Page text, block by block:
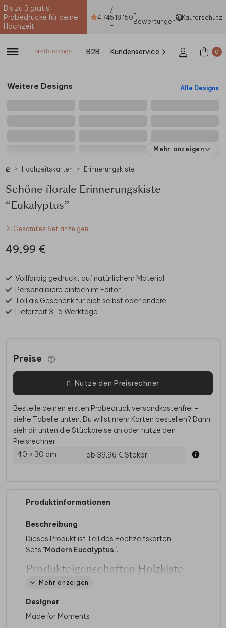
Bis zu 3 gratis
Probedrucke für deine
Hochzeit
4.74
/
5
-
18.150+
Bewertungen
Käuferschutz
B2B Kundenservice 0
Weitere Designs Alle Designs
Mehr anzeigen
Hochzeitskarten Erinnerungskiste
Schöne florale Erinnerungskiste
“Eukalyptus”
Gesamtes Set anzeigen
49,99 €
Vollfarbig gedruckt auf natürlichem Material
Personalisiere einfach im Editor
Toll als Geschenk für dich selbst oder andere
Lieferzeit 3-5 Werktage
Preise
Nutze den Preisrechner
Bestelle deinen ersten Probedruck versandkostenfrei –
siehe Tabelle unten. Du willst mehr Karten bestellen? Dann
sieh dir unten die Stückpreise an oder nutze den
Preisrechner.
40 × 30 cm
ab 39,96 €Stckpr.
Produktinformationen
Beschreibung
Dieses Produkt ist Teil des Hochzeitskarten-
Sets "Modern Eucalyptus”.
Produkteigenschaften Holzkiste
Produkteigenschaften:
abgerundeten Ecken, einem fest sitzenden
Abmessungen:
Mehr anzeigen
Designer
Made for Moments